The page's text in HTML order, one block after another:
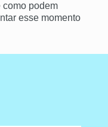
como podem
esse momento